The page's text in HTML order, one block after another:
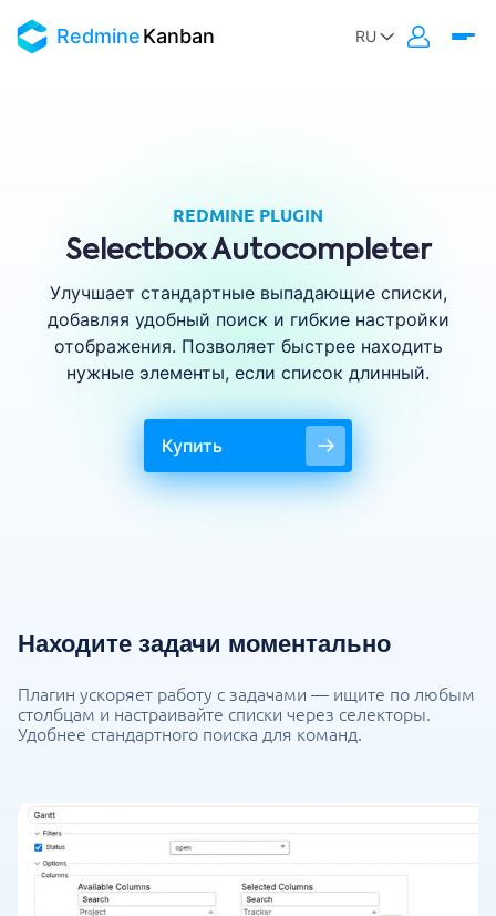
RedmineKanban
REDMINE PLUGIN
Selectbox Autocompleter
Улучшает стандартные выпадающие списки,
добавляя удобный поиск и гибкие настройки
отображения. Позволяет быстрее находить
нужные элементы, если список длинный.
Купить
Находите задачи моментально
Плагин ускоряет работу с задачами — ищите по любым
столбцам и настраивайте списки через селекторы.
Удобнее стандартного поиска для команд.